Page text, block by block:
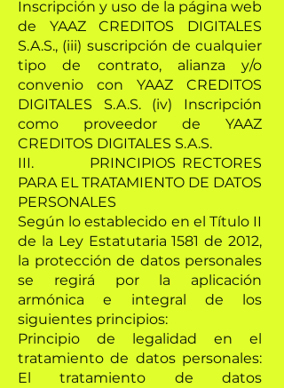
Inscripción y uso de la página web
de YAAZ CREDITOS DIGITALES
S.A.S., (iii) suscripción de cualquier
tipo de contrato, alianza y/o
convenio con YAAZ CREDITOS
DIGITALES S.A.S. (iv) Inscripción
como proveedor de YAAZ
CREDITOS DIGITALES S.A.S.
III. PRINCIPIOS RECTORES
PARA EL TRATAMIENTO DE DATOS
PERSONALES
Según lo establecido en el Título II
de la Ley Estatutaria 1581 de 2012,
la protección de datos personales
se regirá por la aplicación
armónica e integral de los
siguientes principios:
Principio de legalidad en el
tratamiento de datos personales:
El tratamiento de datos